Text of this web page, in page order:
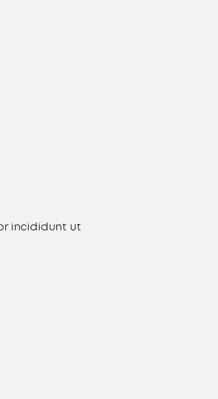
incididunt ut